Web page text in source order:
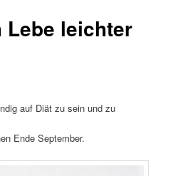
Lebe leichter
auf Diät zu sein und zu
Ende September.